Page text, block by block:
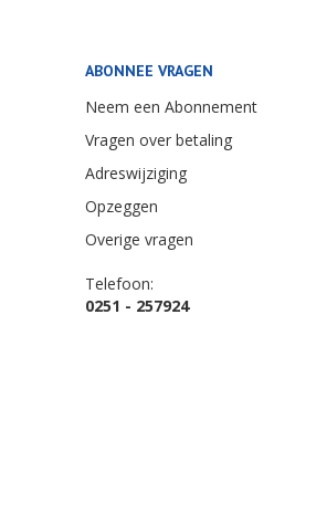
ABONNEE VRAGEN
Neem een Abonnement
Vragen over betaling
Adreswijziging
Opzeggen
Overige vragen
Telefoon:
0251 - 257924